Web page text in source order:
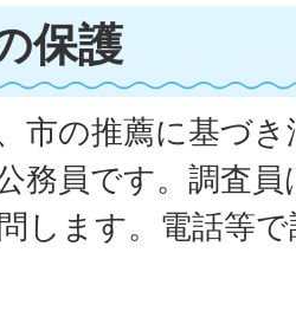
保護
市の推薦に基づ
務員です。調査
します。電話等